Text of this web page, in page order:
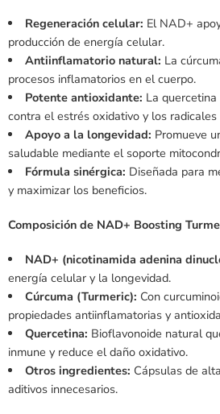
Regeneración celular: El NAD+
producción de energía celular.
Antiinflamatorio natural: La
procesos inflamatorios en el cuerpo.
Potente antioxidante: La
contra el estrés oxidativo y los radicales
Apoyo a la longevidad: Promueve
saludable mediante el soporte
Fórmula sinérgica: Diseñada para
y maximizar los beneficios.
Composición de NAD+ Boosting
NAD+ (nicotinamida adenina
energía celular y la longevidad.
Cúrcuma (Turmeric): Con
propiedades antiinflamatorias y
Quercetina: Bioflavonoide natural
inmune y reduce el daño oxidativo.
Otros ingredientes: Cápsulas de
aditivos innecesarios.